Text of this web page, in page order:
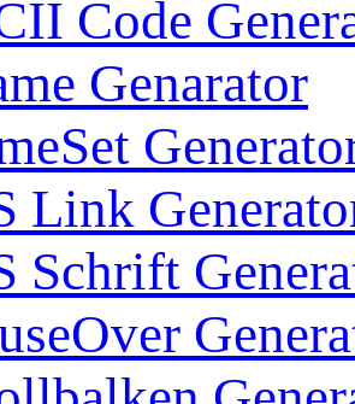
Code
Genarator
Link
Schrift